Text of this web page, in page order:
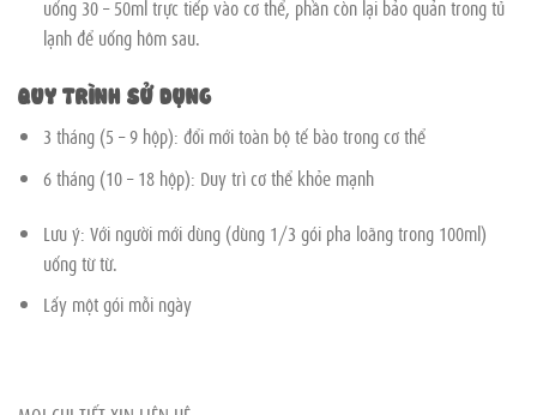
uống 30 – 50ml trực tiếp vào cơ thể, phần còn lại bảo quản trong tủ
lạnh để uống hôm sau.
QUY TRÌNH SỬ DỤNG
3 tháng (5 – 9 hộp): đổi mới toàn bộ tế bào trong cơ thể
6 tháng (10 – 18 hộp): Duy trì cơ thể khỏe mạnh
Lưu ý: Với người mới dùng (dùng 1/3 gói pha loãng trong 100ml)
uống từ từ.
Lấy một gói mỗi ngày